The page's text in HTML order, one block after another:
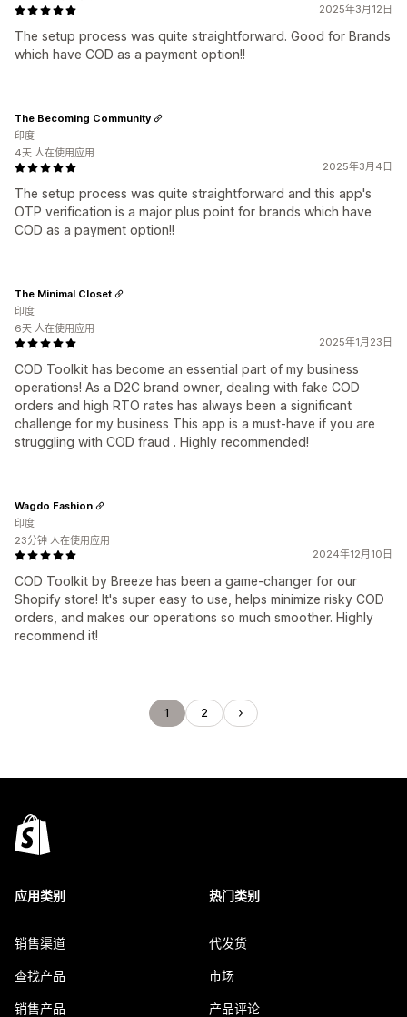
2025年3月12日
The setup process was quite straightforward. Good for Brands
which have COD as a payment option!!
2025年3月4日
The setup process was quite straightforward and this app's
OTP verification is a major plus point for brands which have
COD as a payment option!!
The Becoming Community
印度
4天 人在使用应用
2025年1月23日
COD Toolkit has become an essential part of my business
operations! As a D2C brand owner, dealing with fake COD
orders and high RTO rates has always been a significant
challenge for my business This app is a must-have if you are
struggling with COD fraud . Highly recommended!
The Minimal Closet
印度
6天 人在使用应用
2024年12月10日
COD Toolkit by Breeze has been a game-changer for our
Shopify store! It's super easy to use, helps minimize risky COD
orders, and makes our operations so much smoother. Highly
recommend it!
Wagdo Fashion
印度
23分钟 人在使用应用
1 2
应用类别
销售渠道
查找产品
销售产品
热门类别
代发货
市场
产品评论